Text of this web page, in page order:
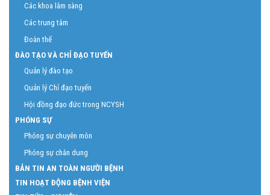
Các khoa lâm sàng
Các trung tâm
Đoàn thể
ĐÀO TẠO VÀ CHỈ ĐẠO TUYẾN
Quản lý đào tạo
Quản lý Chỉ đạo tuyến
Hội đồng đạo đức trong NCYSH
PHÓNG SỰ
Phóng sự chuyên môn
Phóng sự chân dung
BẢN TIN AN TOÀN NGƯỜI BỆNH
TIN HOẠT ĐỘNG BỆNH VIỆN